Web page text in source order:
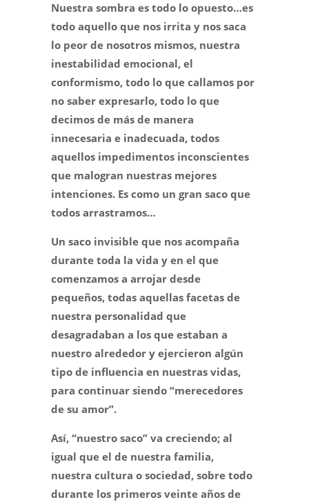
Nuestra sombra es todo lo opuesto…es
todo aquello que nos irrita y nos saca
lo peor de nosotros mismos, nuestra
inestabilidad emocional, el
conformismo, todo lo que callamos por
no saber expresarlo, todo lo que
decimos de más de manera
innecesaria e inadecuada, todos
aquellos impedimentos inconscientes
que malogran nuestras mejores
intenciones. Es como un gran saco que
todos arrastramos…
Un saco invisible que nos acompaña
durante toda la vida y en el que
comenzamos a arrojar desde
pequeños, todas aquellas facetas de
nuestra personalidad que
desagradaban a los que estaban a
nuestro alrededor y ejercieron algún
tipo de influencia en nuestras vidas,
para continuar siendo “merecedores
de su amor”.
Así, “nuestro saco” va creciendo; al
igual que el de nuestra familia,
nuestra cultura o sociedad, sobre todo
durante los primeros veinte años de